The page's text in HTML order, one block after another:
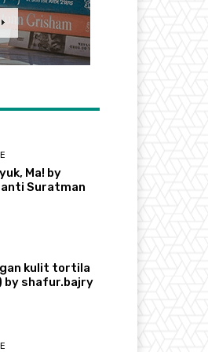
Ma! by
Suratman
kulit tortila
by shafur.bajry